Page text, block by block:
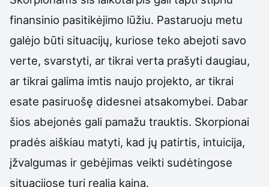
finansinio pasitikėjimo lūžiu. Pastaruoju metu
galėjo būti situacijų, kuriose teko abejoti savo
verte, svarstyti, ar tikrai verta prašyti daugiau,
ar tikrai galima imtis naujo projekto, ar tikrai
esate pasiruošę didesnei atsakomybei. Dabar
šios abejonės gali pamažu trauktis. Skorpionai
pradės aiškiau matyti, kad jų patirtis, intuicija,
įžvalgumas ir gebėjimas veikti sudėtingose
situacijose turi realią kainą.